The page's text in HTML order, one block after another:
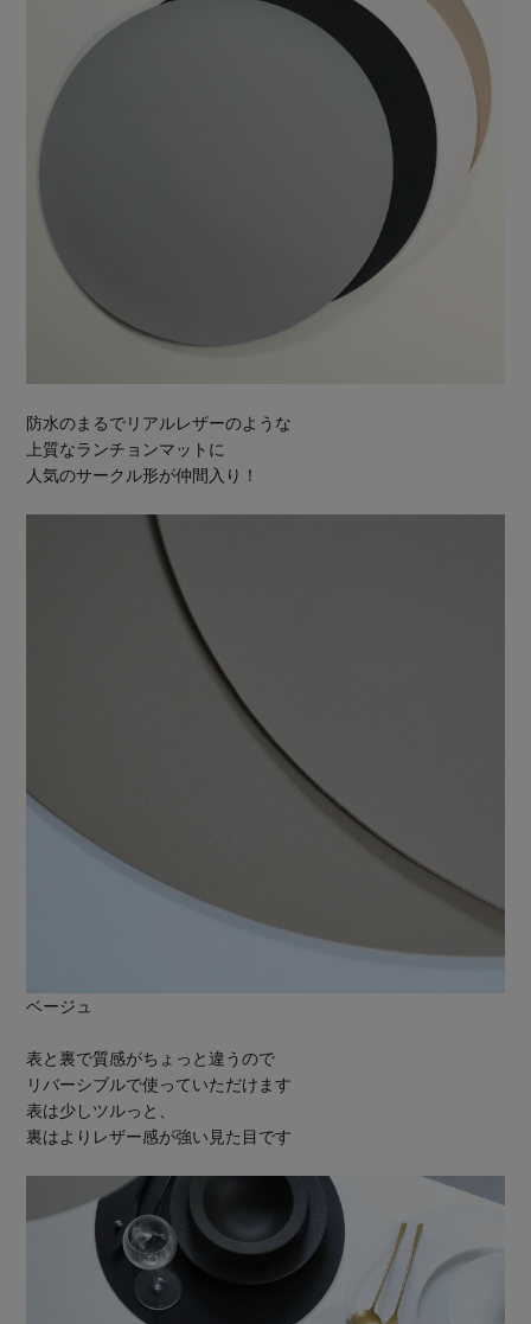
防水のまるでリアルレザーのような
上質なランチョンマットに
人気のサークル形が仲間入り！
ベージュ
表と裏で質感がちょっと違うので
リバーシブルで使っていただけます
表は少しツルっと、
裏はよりレザー感が強い見た目です